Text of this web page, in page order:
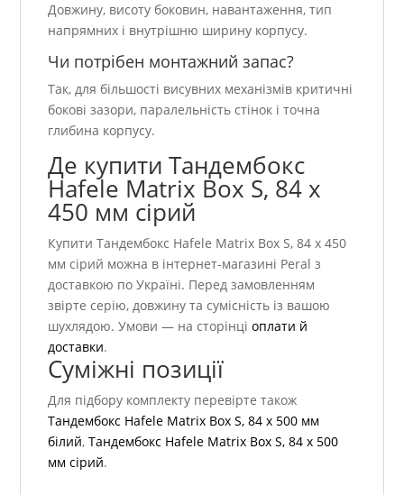
Довжину, висоту боковин, навантаження, тип
напрямних і внутрішню ширину корпусу.
Чи потрібен монтажний запас?
Так, для більшості висувних механізмів критичні
бокові зазори, паралельність стінок і точна
глибина корпусу.
Де купити Тандембокс
Hafele Matrix Box S, 84 х
450 мм сірий
Купити Тандембокс Hafele Matrix Box S, 84 х 450
мм сірий можна в інтернет-магазині Peral з
доставкою по Україні. Перед замовленням
звірте серію, довжину та сумісність із вашою
шухлядою. Умови — на сторінціоплати й
доставки.
Суміжні позиції
Для підбору комплекту перевірте також
Тандембокс Hafele Matrix Box S, 84 х 500 мм
білий,Тандембокс Hafele Matrix Box S, 84 х 500
мм сірий.